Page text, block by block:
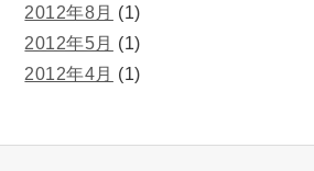
2012年8月 (1)
2012年5月 (1)
2012年4月 (1)